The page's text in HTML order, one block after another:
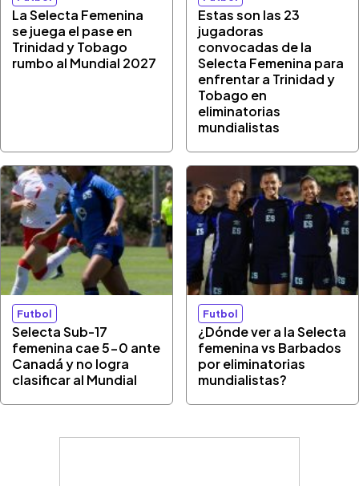
La Selecta Femenina
se juega el pase en
Trinidad y Tobago
rumbo al Mundial 2027
Estas son las 23
jugadoras
convocadas de la
Selecta Femenina para
enfrentar a Trinidad y
Tobago en
eliminatorias
mundialistas
Futbol
Selecta Sub-17
femenina cae 5-0 ante
Canadá y no logra
clasificar al Mundial
Futbol
¿Dónde ver a la Selecta
femenina vs Barbados
por eliminatorias
mundialistas?